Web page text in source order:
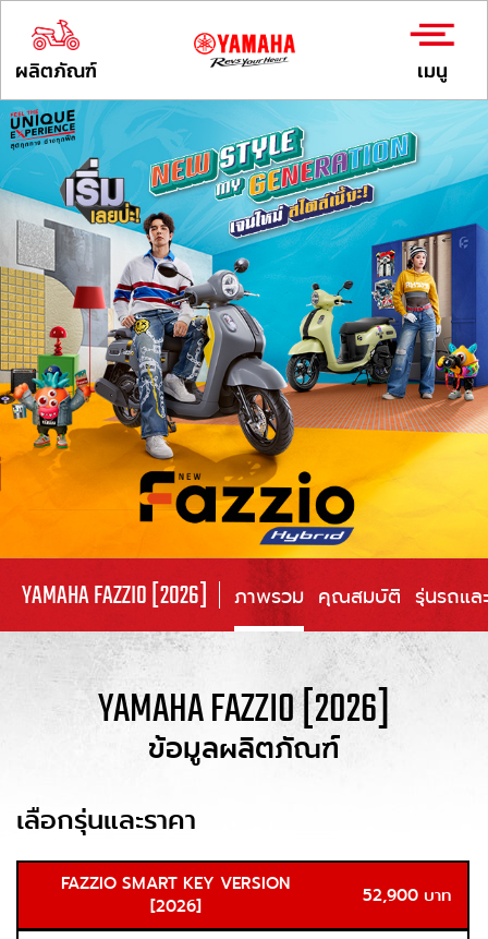
ผลิตภัณฑ์ เมนู
YAMAHA FAZZIO [2026] ภาพรวม คุณสมบัติ รุ่นรถแล
YAMAHA FAZZIO [2026]
ข้อมูลผลิตภัณฑ์
เลือกรุ่นและราคา
FAZZIO SMART KEY VERSION
[2026]
52,900 บาท